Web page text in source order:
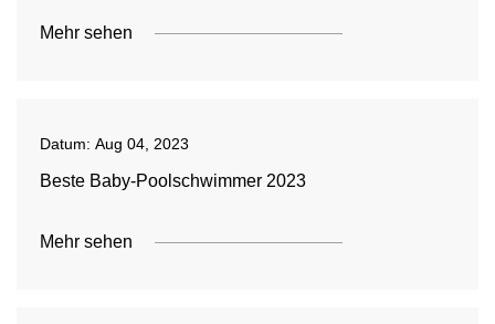
Mehr sehen
Datum: Aug 04, 2023
Beste Baby-Poolschwimmer 2023
Mehr sehen